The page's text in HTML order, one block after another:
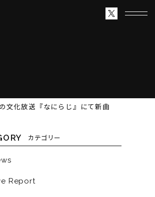
文化放送『なにらじ』にて新曲
カテゴリー
Report